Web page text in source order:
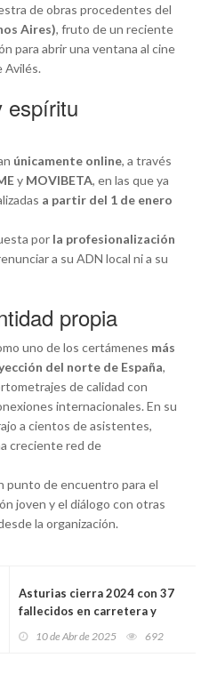
de obras procedentes del
Aires), fruto de un reciente
para abrir una ventana al cine
Avilés.
espíritu
únicamente online, a través
y MOVIBETA, en las que ya
a partir del 1 de enero
por la profesionalización
a su ADN local ni a su
propia
uno de los certámenes más
del norte de España,
de calidad con
internacionales. En su
a cientos de asistentes,
creciente red de
punto de encuentro para el
joven y el diálogo con otras
la organización.
Asturias cierra 2024 con 37
fallecidos en carretera y
10 de Abr de 2025 692